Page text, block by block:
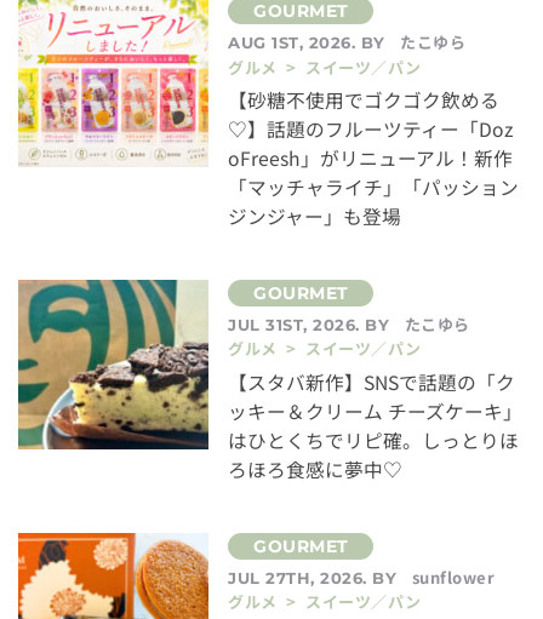
AUG 1ST, 2026. BY
たこゆら
グルメ > スイーツ／パン
【砂糖不使用でゴクゴク飲める
♡】話題のフルーツティー「Doz
oFreesh」がリニューアル！新作
「マッチャライチ」「パッション
ジンジャー」も登場
JUL 31ST, 2026. BY
たこゆら
グルメ > スイーツ／パン
【スタバ新作】SNSで話題の「ク
ッキー＆クリーム チーズケーキ」
はひとくちでリピ確。しっとりほ
ろほろ食感に夢中♡
JUL 27TH, 2026. BY
sunflower
グルメ > スイーツ／パン